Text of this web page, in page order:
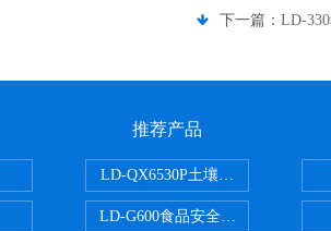
下一篇： LD-
推荐产品
LD-QX6530P土壤氧化还原电位检
LD-G600食品安全检测仪